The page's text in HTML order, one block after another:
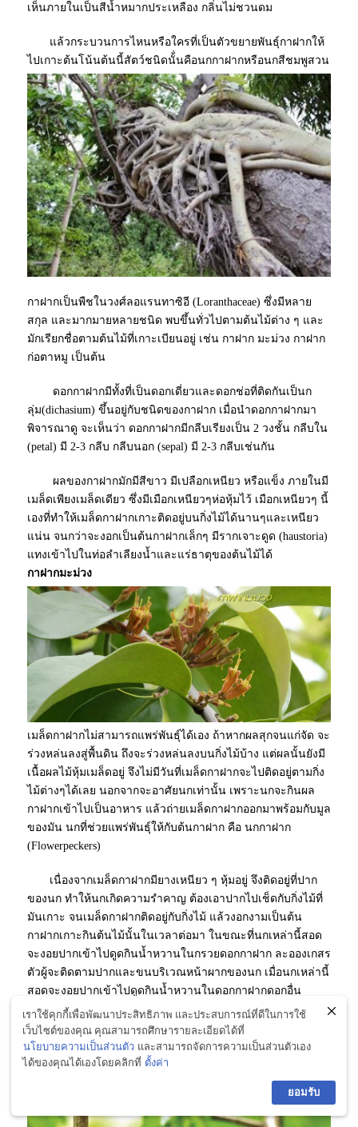
เห็นภายในเป็นสีน้ำหมากประเหลือง กลิ่นไม่ชวนดม
แล้วกระบวนการไหนหรือใครที่เป็นตัวขยายพันธุ์กาฝากให้
ไปเกาะต้นโน้นต้นนี้สัตว์ชนิดนั้่นคือนกกาฝากหรือนกสีชมพูสวน
กาฝากเป็นพืชในวงศ์ลอแรนทาซิอี (Loranthaceae) ซึ่งมีหลาย
สกุล และมากมายหลายชนิด พบขึ้นทั่วไปตามต้นไม้ต่าง ๆ และ
มักเรียกชื่อตามต้นไม้ที่เกาะเบียนอยู่ เช่น กาฝาก มะม่วง กาฝาก
ก่อตาหมู เป็นต้น
ดอกกาฝากมีทั้งที่เป็นดอกเดี่ยวและดอกช่อที่ติดกันเป็นก
ลุ่ม(dichasium) ขึ้นอยู่กับชนิดของกาฝาก เมื่อนำดอกกาฝากมา
พิจารณาดู จะเห็นว่า ดอกกาฝากมีกลีบเรียงเป็น 2 วงชั้น กลีบใน
(petal) มี 2-3 กลีบ กลีบนอก (sepal) มี 2-3 กลีบเช่นกัน
ผลของกาฝากมักมีสีขาว มีเปลือกเหนียว หรือแข็ง ภายในมี
เมล็ดเพียงเมล็ดเดียว ซึ่งมีเมือกเหนียวๆห่อหุ้มไว้ เมือกเหนียวๆ นี้
เองที่ทำให้เมล็ดกาฝากเกาะติดอยู่บนกิ่งไม้ได้นานๆและเหนียว
แน่น จนกว่าจะงอกเป็นต้นกาฝากเล็กๆ มีรากเจาะดูด (haustoria)
แทงเข้าไปในท่อลำเลียงน้ำและแร่ธาตุของต้นไม้ได้
กาฝากมะม่วง
เมล็ดกาฝากไม่สามารถแพร่พันธุ์ได้เอง ถ้าหากผลสุกจนแก่จัด จะ
ร่วงหล่นลงสู่พื้นดิน ถึงจะร่วงหล่นลงบนกิ่งไม้บ้าง แต่ผลนั้นยังมี
เนื้อผลไม้หุ้มเมล็ดอยู่ จึงไม่มีวันที่เมล็ดกาฝากจะไปติดอยู่ตามกิ่ง
ไม้ต่างๆได้เลย นอกจากจะอาศัยนกเท่านั้น เพราะนกจะกินผล
กาฝากเข้าไปเป็นอาหาร แล้วถ่ายเมล็ดกาฝากออกมาพร้อมกับมูล
ของมัน นกที่ช่วยแพร่พันธุ์ให้กับต้นกาฝาก คือ นกกาฝาก
(Flowerpeckers)
เนื่องจากเมล็ดกาฝากมียางเหนียว ๆ หุ้มอยู่ จึงติดอยู่ที่ปาก
ของนก ทำให้นกเกิดความรำคาญ ต้องเอาปากไปเช็ดกับกิ่งไม้ที่
มันเกาะ จนเมล็ดกาฝากติดอยู่กับกิ่งไม้ แล้วงอกงามเป็นต้น
กาฝากเกาะกินต้นไม้นั้นในเวลาต่อมา ในขณะที่นกเหล่านี้สอด
จะงอยปากเข้าไปดูดกินน้ำหวานในกรวยดอกกาฝาก ละอองเกสร
ตัวผู้จะติดตามปากและขนบริเวณหน้าผากของนก เมื่อนกเหล่านี้
สอดจะงอยปากเข้าไปดูดกินน้ำหวานในดอกกาฝากดอกอื่น
ละอองเกสรตัวผู้จึงร่วงหล่นและผสมกับเกสรตัวเมียในดอก
กาฝากดอกนั้น ทำให้กาฝากต้นนั้นติดผลได้ ในทางชีววิทยาถือว่า
เป็นการพึ่งพาอาศัยซึ่งกันและกันระหว่างนกกับต้นกาฝากแบบ
ชั่วคราว [1](อ่านต่อได้ที่ วิกิพีเดีย สารานุกรมเสรี)
เราใช้คุกกี้เพื่อพัฒนาประสิทธิภาพ และประสบการณ์ที่ดีในการใช้
เว็บไซต์ของคุณ คุณสามารถศึกษารายละเอียดได้ที่
นโยบายความเป็นส่วนตัว และสามารถจัดการความเป็นส่วนตัวเอง
ได้ของคุณได้เองโดยคลิกที่ ตั้งค่า
ยอมรับ